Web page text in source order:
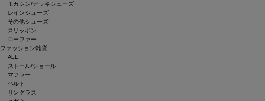
モカシン/デッキシューズ
レインシューズ
その他シューズ
スリッポン
ローファー
ファッション雑貨
ALL
ストール/ショール
マフラー
ベルト
サングラス